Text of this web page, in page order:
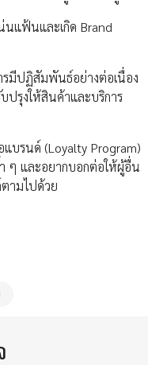
แฟ้นและเกิด Brand
มีปฏิสัมพันธ์อย่างต่อเนื่อง
ปรุงให้สินค้าและบริการ
แบรนด์ (Loyalty Program)
ๆ และอยากบอกต่อให้ผู้อื่น
ามไปด้วย